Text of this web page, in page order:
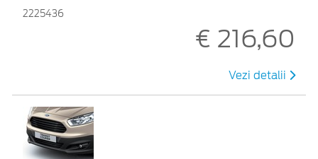
2225436
€ 216,60
Vezi detalii